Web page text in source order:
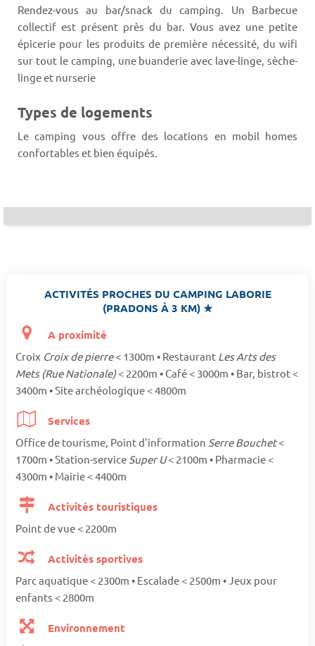
Rendez-vous au bar/snack du camping. Un Barbecue
collectif est présent près du bar. Vous avez une petite
épicerie pour les produits de première nécessité, du wifi
sur tout le camping, une buanderie avec lave-linge, sèche-
linge et nurserie
Types de logements
Le camping vous offre des locations en mobil homes
confortables et bien équipés.
ACTIVITÉS PROCHES DU CAMPING LABORIE
(PRADONS À 3 KM) ★
A proximité
Croix Croix de pierre< 1300m • Restaurant Les Arts des
Mets (Rue Nationale) < 2200m • Café < 3000m • Bar, bistrot <
3400m • Site archéologique < 4800m
Services
Office de tourisme, Point d'information Serre Bouchet<
1700m • Station-service Super U< 2100m • Pharmacie <
4300m • Mairie < 4400m
Activités touristiques
Point de vue < 2200m
Activités sportives
Parc aquatique < 2300m • Escalade < 2500m • Jeux pour
enfants < 2800m
Environnement